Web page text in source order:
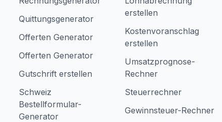
Quittungsgenerator
Offerten Generator
Offerten Generator
Gutschrift erstellen
Schweiz
Bestellformular-
Generator
erstellen
Kostenvoranschlag
erstellen
Umsatzprognose-
Rechner
Steuerrechner
Gewinnsteuer-Rechner